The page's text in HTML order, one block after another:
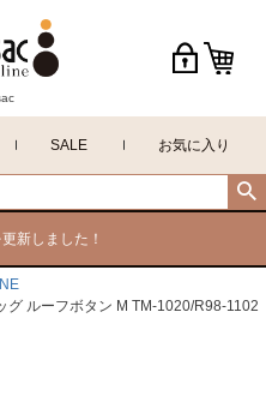
SALE お気に入り
新しました！
グ ルーフボタン M TM-1020/R98-1102